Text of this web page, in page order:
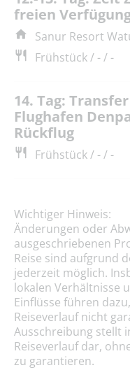
freien
Sanur Resort
Frühstück / - / -
14. Tag:
Flughafen
Rückflug
Frühstück / - / -
Wichtiger Hinweis:
Änderungen oder
ausgeschriebenen
Reise sind aufgrund
jederzeit möglich.
lokalen Verhältnisse
Einflüsse führen
Reiseverlauf nicht
Ausschreibung stellt
Reiseverlauf dar,
zu garantieren.